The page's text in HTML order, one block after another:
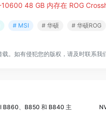
48 GB 内存在 ROG
# MSI # 华硕 # 华硕ROG
。如有侵犯您的版权，请及时联系我
B860、B850 和 B840 主